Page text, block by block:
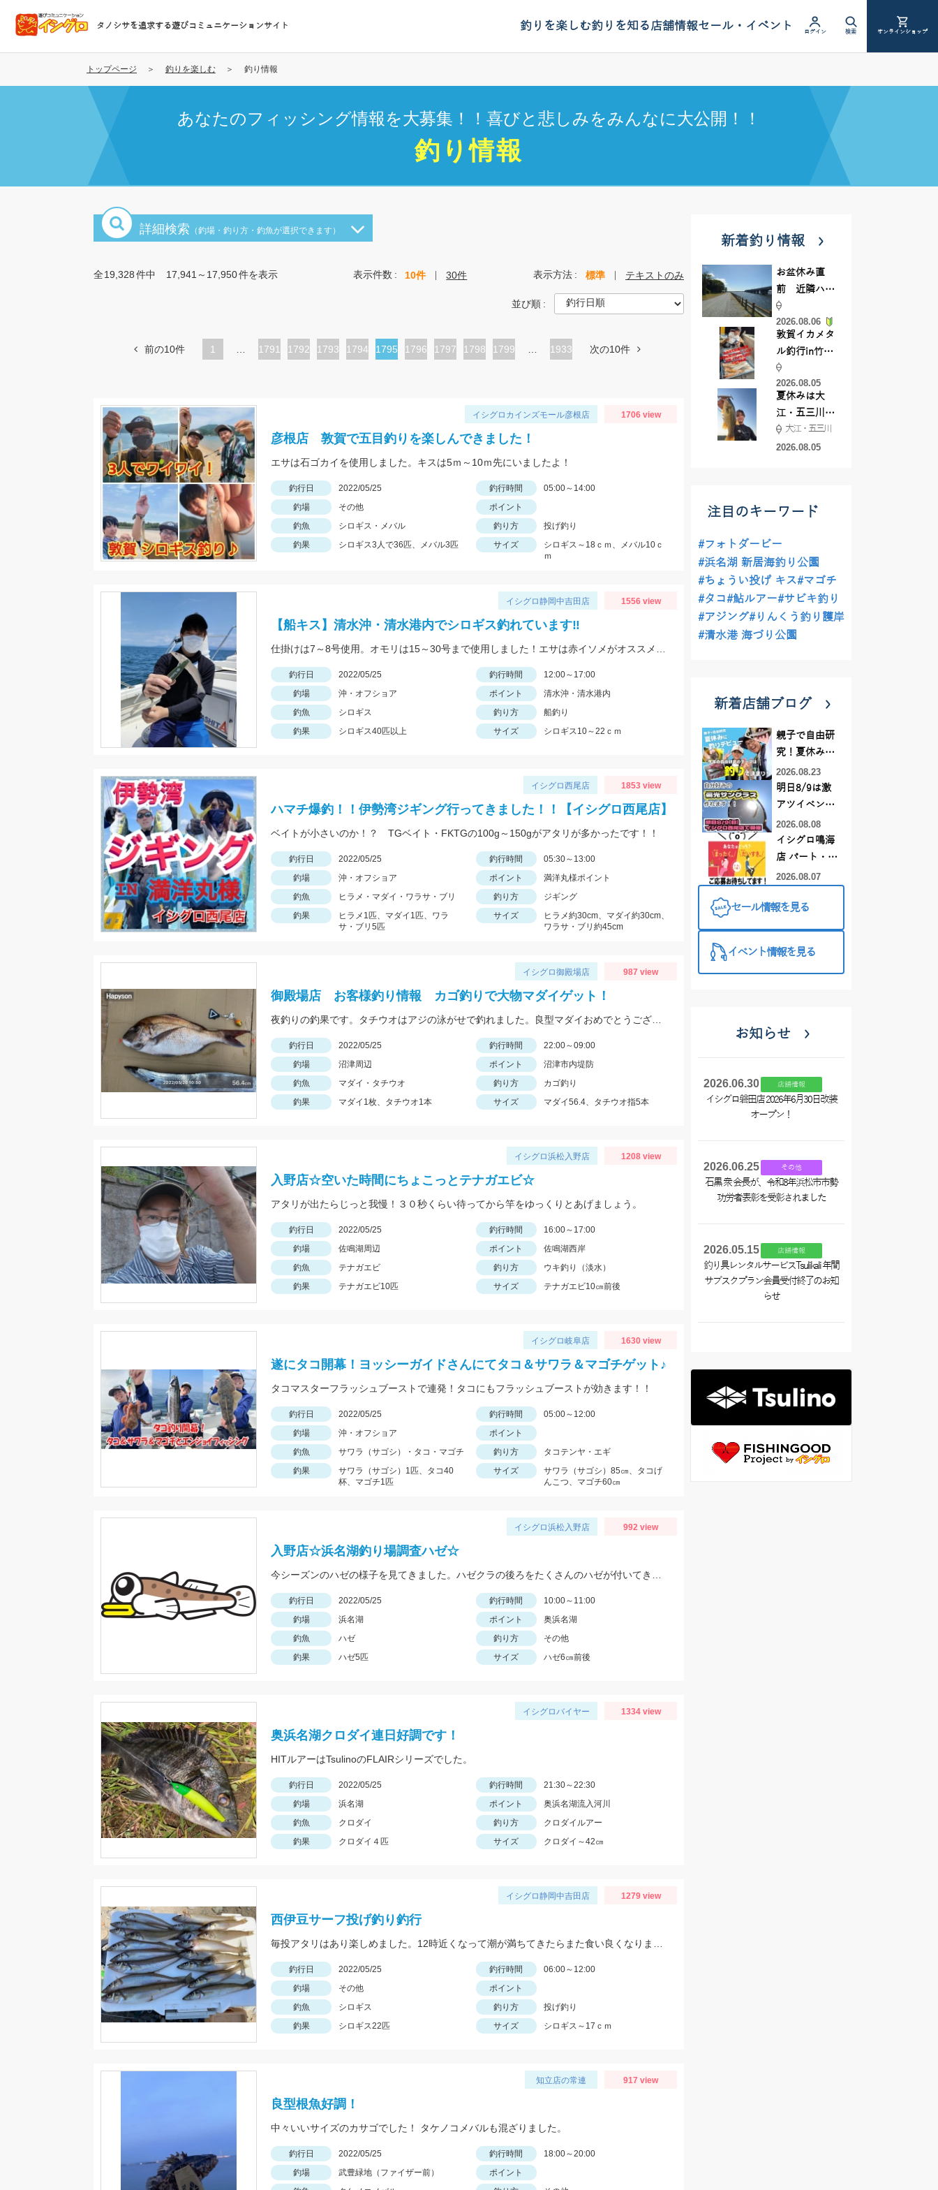
コ
テ
タノシサを追求する遊びコミュニケーションサイト 釣りを楽しむ釣りを知る店舗情報セール・イベント ログイン 検索 オンラインショップ
トップページ 釣りを楽しむ 釣り情報
あなたのフィッシング情報を大募集！！喜びと悲しみをみんなに大公開！！
釣り情報
詳細検索 （釣場・釣り方・釣魚が選択できます）
全19,328件中 17,941～17,950件を表示 表示件数 10件 30件 表示方法 標準 テキストのみ
並び順
前の10件 1
ペ
1791
ペ
1792
ペ
1793
ペ
1794
カ
ペ
1795
ペ
1796
ペ
1797
ペ
1798
ペ
1799 1933 次の10件
イシグロカインズモール彦根店 1706 view
彦根店 敦賀で五目釣りを楽しんできました！
エサは石ゴカイを使用しました。キスは5ｍ～10ｍ先にいましたよ！
釣行日 2022/05/25 釣行時間
05:00～14:00
釣場
その他
ポイント
釣魚
シロギス・メバル 釣り方
投げ釣り
釣果
シロギス3人で36匹、メバル3匹 サイズ
シロギス～18ｃｍ、メバル10ｃ
ｍ
イシグロ静岡中吉田店 1556 view
【船キス】清水沖・清水港内でシロギス釣れています‼
釣行日 2022/05/25 釣行時間
12:00～17:00
釣場
沖・オフショア ポイント
清水沖・清水港内
釣魚
シロギス 釣り方
船釣り
釣果
シロギス40匹以上 サイズ シロギス10～22ｃｍ
イシグロ西尾店 1853 view
ハマチ爆釣！！伊勢湾ジギング行ってきました！！【イシグロ西尾店】
ベイトが小さいのか！？ TGベイト・FKTGの100g～150gがアタリが多かったです！！
釣行日 2022/05/25 釣行時間
05:30～13:00
釣場
沖・オフショア ポイント
満洋丸様ポイント
釣魚
ヒラメ・マダイ・ワラサ・ブリ 釣り方
ジギング
釣果
ヒラメ1匹、マダイ1匹、ワラ
サ・ブリ5匹
サイズ
ヒラメ約30cm、マダイ約30cm、
ワラサ・ブリ約45cm
イシグロ御殿場店 987 view
御殿場店 お客様釣り情報 カゴ釣りで大物マダイゲット！
釣行日 2022/05/25 釣行時間
22:00～09:00
釣場
沼津周辺 ポイント
沼津市内堤防
釣魚
マダイ・タチウオ 釣り方
カゴ釣り
釣果
マダイ1枚、タチウオ1本 サイズ マダイ56.4、タチウオ指5本
イシグロ浜松入野店 1208 view
入野店☆空いた時間にちょこっとテナガエビ☆
アタリが出たらじっと我慢！３０秒くらい待ってから竿をゆっくりとあげましょう。
釣行日 2022/05/25 釣行時間
16:00～17:00
釣場
佐鳴湖周辺 ポイント
佐鳴湖西岸
釣魚
テナガエビ 釣り方
ウキ釣り（淡水）
釣果
テナガエビ10匹 サイズ テナガエビ10㎝前後
イシグロ岐阜店 1630 view
遂にタコ開幕！ヨッシーガイドさんにてタコ＆サワラ＆マゴチゲット♪
タコマスターフラッシュブーストで連発！タコにもフラッシュブーストが効きます！！
釣行日 2022/05/25 釣行時間
05:00～12:00
釣場
沖・オフショア
ポイント
釣魚
サワラ（サゴシ）・タコ・マゴチ 釣り方
タコテンヤ・エギ
釣果
サワラ（サゴシ）1匹、タコ40
杯、マゴチ1匹
サイズ
サワラ（サゴシ）85㎝、タコげ
んこつ、マゴチ60㎝
イシグロ浜松入野店 992 view
入野店☆浜名湖釣り場調査ハゼ☆
釣行日 2022/05/25 釣行時間
10:00～11:00
釣場
浜名湖 ポイント
奥浜名湖
釣魚
ハゼ 釣り方
その他
釣果
ハゼ5匹 サイズ ハゼ6㎝前後
イシグロバイヤー 1334 view
奥浜名湖クロダイ連日好調です！
HITルアーはTsulinoのFLAIRシリーズでした。
釣行日 2022/05/25 釣行時間
21:30～22:30
釣場
浜名湖 ポイント
奥浜名湖流入河川
釣魚
クロダイ 釣り方
クロダイルアー
釣果
クロダイ４匹 サイズ クロダイ～42㎝
イシグロ静岡中吉田店 1279 view
西伊豆サーフ投げ釣り釣行
釣行日 2022/05/25 釣行時間
06:00～12:00
釣場
その他
ポイント
釣魚
シロギス 釣り方
投げ釣り
釣果
シロギス22匹 サイズ シロギス～17ｃｍ
知立店の常連 917 view
良型根魚好調！
中々いいサイズのカサゴでした！ タケノコメバルも混ざりました。
釣行日 2022/05/25 釣行時間
18:00～20:00
釣場
武豊緑地（ファイザー前）
ポイント
新着釣り情報
お盆休み直
前 近隣ハゼ
釣り場調査し
てきました
2026.08.06
敦賀イカメタ
ル釣行in竹宝
丸様 釣り方で
釣果が激変！
竿頭を取った
パターンと
は？
2026.08.05
夏休みは大
江・五三川で
バスフィッシ
ング♪
大江・五三川
2026.08.05
注目のキーワード
#フォトダービー
#浜名湖 新居海釣り公園
#ちょうい投げ キス#マゴチ
#タコ#鮎ルアー#サビキ釣り
#アジング#りんくう釣り護岸
#清水港 海づり公園
新着店舗ブログ
親子で自由研
究！夏休みに
釣りデビュー
2026.08.23
明日8/9は激
アツイベント
日！！！～オ
ーダー偏光グ
ラス受注会～
2026.08.08
イシグロ鳴海
店 パート・ア
ルバイトスタ
募集中！
2026.08.07
セール情報を見る
イベント情報を見る
お知らせ
2026.06.30 店舗情報
イシグロ磐田店 2026年6月30日改装
オープン！
2026.06.25 その他
石黒 衆 会長が、令和8年浜松市市勢
功労者表彰を受彰されました
2026.05.15 店舗情報
釣り具レンタルサービスTsulikali 年間
サブスクプラン会員受付終了のお知
らせ